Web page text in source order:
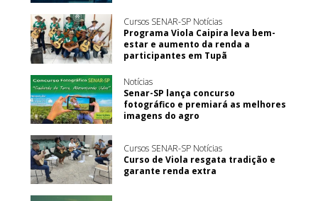
Cursos SENAR-SP Notícias
Programa Viola Caipira leva bem-
estar e aumento da renda a
participantes em Tupã
Notícias
Senar-SP lança concurso
fotográfico e premiará as melhores
imagens do agro
Cursos SENAR-SP Notícias
Curso de Viola resgata tradição e
garante renda extra